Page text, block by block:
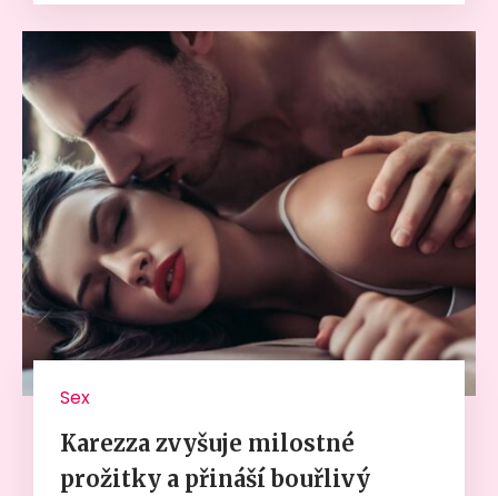
Sex
Karezza zvyšuje milostné
prožitky a přináší bouřlivý